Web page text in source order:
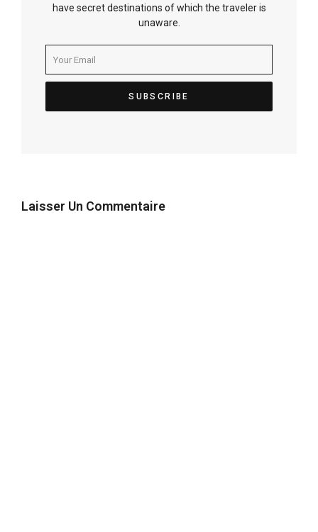
have secret destinations of which the traveler is
unaware.
Laisser Un Commentaire